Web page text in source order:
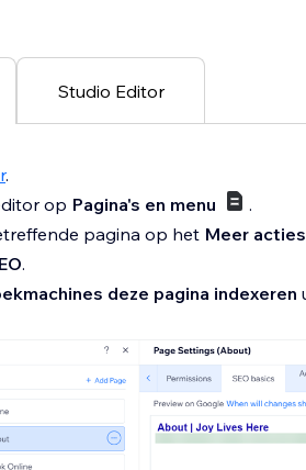
Studio Editor
.
op Pagina's en menu
.
pagina op het Meer acties
.
deze pagina indexeren